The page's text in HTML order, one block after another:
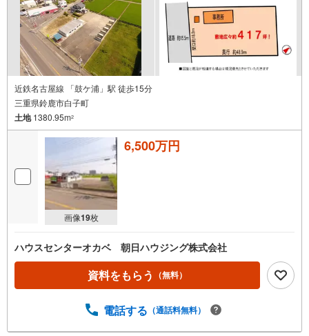
近鉄名古屋線 「鼓ケ浦」駅 徒歩15分
三重県鈴鹿市白子町
土地1380.95m2
画像19枚
6,500万円
ハウスセンターオカベ 朝日ハウジング株式会社
資料をもらう （無料）
電話する （通話料無料）